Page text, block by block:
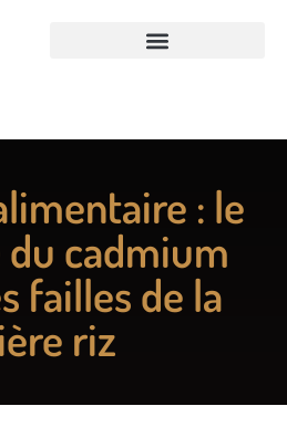
: le
du cadmium
failles de la
riz